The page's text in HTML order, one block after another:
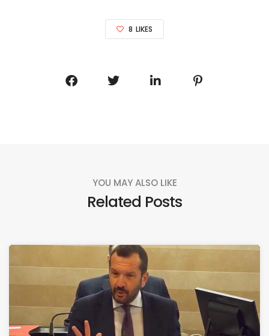
8 LIKES
YOU MAY ALSO LIKE
Related Posts